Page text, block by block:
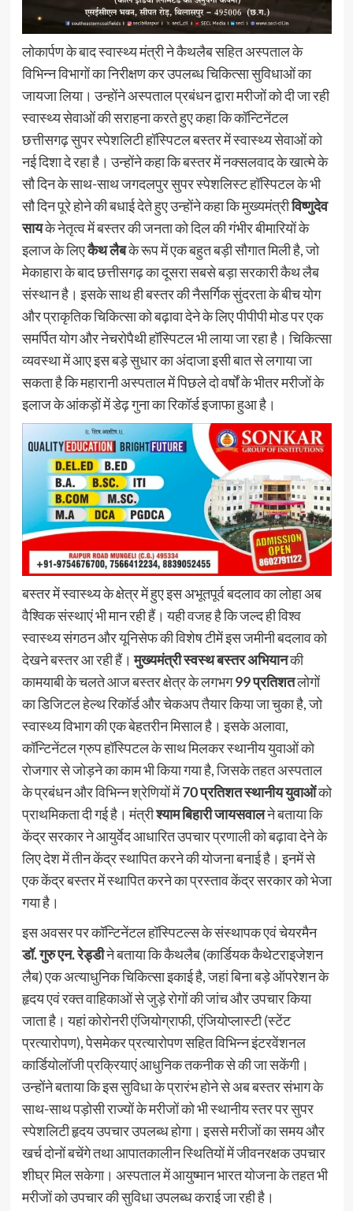
लोकार्पण के बाद स्वास्थ्य मंत्री ने कैथलैब सहित अस्पताल के
विभिन्न विभागों का निरीक्षण कर उपलब्ध चिकित्सा सुविधाओं का
जायजा लिया। उन्होंने अस्पताल प्रबंधन द्वारा मरीजों को दी जा रही
स्वास्थ्य सेवाओं की सराहना करते हुए कहा कि कॉन्टिनेंटल
छत्तीसगढ़ सुपर स्पेशलिटी हॉस्पिटल बस्तर में स्वास्थ्य सेवाओं को
नई दिशा दे रहा है। उन्होंने कहा कि बस्तर में नक्सलवाद के खात्मे के
सौ दिन के साथ-साथ जगदलपुर सुपर स्पेशलिस्ट हॉस्पिटल के भी
सौ दिन पूरे होने की बधाई देते हुए उन्होंने कहा कि मुख्यमंत्रीविष्णुदेव
सायके नेतृत्व में बस्तर की जनता को दिल की गंभीर बीमारियों के
इलाज के लिएकैथ लैबके रूप में एक बहुत बड़ी सौगात मिली है, जो
मेकाहारा के बाद छत्तीसगढ़ का दूसरा सबसे बड़ा सरकारी कैथ लैब
संस्थान है। इसके साथ ही बस्तर की नैसर्गिक सुंदरता के बीच योग
और प्राकृतिक चिकित्सा को बढ़ावा देने के लिए पीपीपी मोड पर एक
समर्पित योग और नेचरोपैथी हॉस्पिटल भी लाया जा रहा है। चिकित्सा
व्यवस्था में आए इस बड़े सुधार का अंदाजा इसी बात से लगाया जा
सकता है कि महारानी अस्पताल में पिछले दो वर्षों के भीतर मरीजों के
इलाज के आंकड़ों में डेढ़ गुना का रिकॉर्ड इजाफा हुआ है।
बस्तर में स्वास्थ्य के क्षेत्र में हुए इस अभूतपूर्व बदलाव का लोहा अब
वैश्विक संस्थाएं भी मान रही हैं। यही वजह है कि जल्द ही विश्व
स्वास्थ्य संगठन और यूनिसेफ की विशेष टीमें इस जमीनी बदलाव को
देखने बस्तर आ रही हैं।मुख्यमंत्री स्वस्थ बस्तर अभियानकी
कामयाबी के चलते आज बस्तर क्षेत्र के लगभग99 प्रतिशतलोगों
का डिजिटल हेल्थ रिकॉर्ड और चेकअप तैयार किया जा चुका है, जो
स्वास्थ्य विभाग की एक बेहतरीन मिसाल है। इसके अलावा,
कॉन्टिनेंटल ग्रुप हॉस्पिटल के साथ मिलकर स्थानीय युवाओं को
रोजगार से जोड़ने का काम भी किया गया है, जिसके तहत अस्पताल
के प्रबंधन और विभिन्न श्रेणियों में70 प्रतिशत स्थानीय युवाओंको
प्राथमिकता दी गई है। मंत्रीश्याम बिहारी जायसवालने बताया कि
केंद्र सरकार ने आयुर्वेद आधारित उपचार प्रणाली को बढ़ावा देने के
लिए देश में तीन केंद्र स्थापित करने की योजना बनाई है। इनमें से
एक केंद्र बस्तर में स्थापित करने का प्रस्ताव केंद्र सरकार को भेजा
गया है।
इस अवसर पर कॉन्टिनेंटल हॉस्पिटल्स के संस्थापक एवं चेयरमैन
डॉ. गुरु एन. रेड्डीने बताया कि कैथलैब (कार्डियक कैथेटराइजेशन
लैब) एक अत्याधुनिक चिकित्सा इकाई है, जहां बिना बड़े ऑपरेशन के
हृदय एवं रक्त वाहिकाओं से जुड़े रोगों की जांच और उपचार किया
जाता है। यहां कोरोनरी एंजियोग्राफी, एंजियोप्लास्टी (स्टेंट
प्रत्यारोपण), पेसमेकर प्रत्यारोपण सहित विभिन्न इंटरवेंशनल
कार्डियोलॉजी प्रक्रियाएं आधुनिक तकनीक से की जा सकेंगी।
उन्होंने बताया कि इस सुविधा के प्रारंभ होने से अब बस्तर संभाग के
साथ-साथ पड़ोसी राज्यों के मरीजों को भी स्थानीय स्तर पर सुपर
स्पेशलिटी हृदय उपचार उपलब्ध होगा। इससे मरीजों का समय और
खर्च दोनों बचेंगे तथा आपातकालीन स्थितियों में जीवनरक्षक उपचार
शीघ्र मिल सकेगा। अस्पताल में आयुष्मान भारत योजना के तहत भी
मरीजों को उपचार की सुविधा उपलब्ध कराई जा रही है।